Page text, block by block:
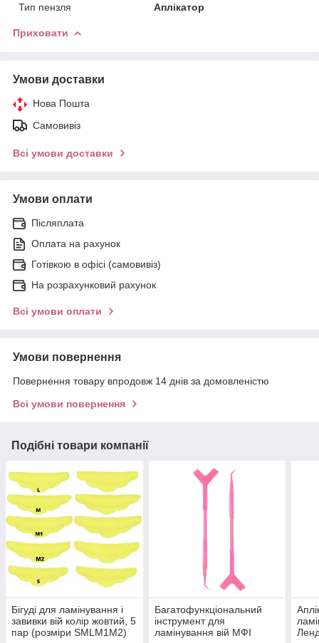
Тип пензля
Аплікатор
Приховати
Умови доставки
Нова Пошта
Самовивіз
Всі умови доставки
Умови оплати
Післяплата
Оплата на рахунок
Готівкою в офісі (самовивіз)
На розрахунковий рахунок
Всі умови оплати
Умови повернення
Повернення товару впродовж 14 днів за домовленістю
Всі умови повернення
Подібні товари компанії
Бігуді для ламінування і
завивки вій колір жовтий, 5
пар (розміри SMLM1M2)
Багатофункціональний
інструмент для
ламінування вій МФІ